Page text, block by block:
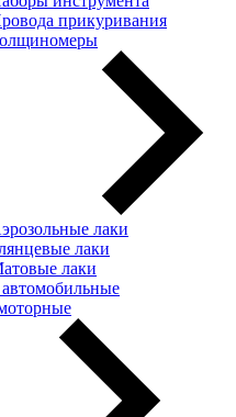
прикуривания
лаки
лаки
лаки